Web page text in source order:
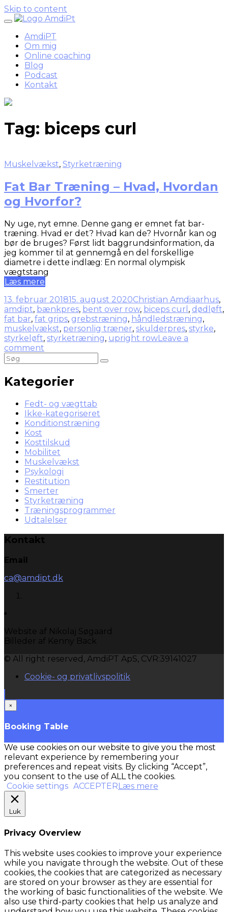
Skip to content
AmdiPT
Om mig
Online coaching
Blog
Podcast
Kontakt
Tag: biceps curl
Muskelvækst, Styrketræning
Fat Bar Træning – Hvad, Hvordan
og Hvorfor?
Ny uge, nyt emne. Denne gang er emnet fat bar-
træning. Hvad er det? Hvad kan de? Hvornår kan og
bør de bruges? Først lidt baggrundsinformation, da
jeg kommer til at gennemgå en del forskellige
diametre i dette indlæg: En normal olympisk
vægtstang
Læs mere
13. februar 201815. august 2020Christian Amdiaarhus,
amdipt, bænkpres, bent over row, biceps curl , dødløft,
fat bar, fat grips, grebstræning, håndledstræning,
muskelvækst, personlig træner, skulderpres, styrke,
styrkeløft, styrketræning, upright rowLeave a
comment
Kategorier
Fedt- og vægttab
Ikke-kategoriseret
Konditionstræning
Kost
Kosttilskud
Mobilitet
Muskelvækst
Psykologi
Restitution
Smerter
Styrketræning
Træningsprogrammer
Udtalelser
Kontakt
Email
ca@amdipt.dk
Website af Nikolaj Søgaard
Billeder af Kenny Back
© All right reserved, AmdiPT ApS, CVR:39141027
Cookie- og privatlivspolitik
×
Booking Table
We use cookies on our website to give you the most
relevant experience by remembering your
preferences and repeat visits. By clicking “Accept”,
you consent to the use of ALL the cookies.
Cookie settings ACCEPTER Læs mere
Luk
Privacy Overview
This website uses cookies to improve your experience
while you navigate through the website. Out of these
cookies, the cookies that are categorized as necessary
are stored on your browser as they are essential for
the working of basic functionalities of the website. We
also use third-party cookies that help us analyze and